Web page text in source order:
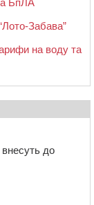
БпЛА
Забава”
на воду та
до